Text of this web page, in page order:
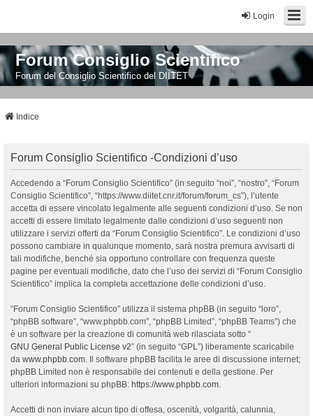
Login
Forum Consiglio Scientifico
Forum del Consiglio Scientifico del DIITET
Indice
Forum Consiglio Scientifico -Condizioni d’uso
Accedendo a “Forum Consiglio Scientifico” (in seguito “noi”, “nostro”, “Forum
Consiglio Scientifico”, “https://www.diitet.cnr.it/forum/forum_cs”), l’utente
accetta di essere vincolato legalmente alle seguenti condizioni d’uso. Se non
accetti di essere limitato legalmente dalle condizioni d’uso seguenti non
utilizzare i servizi offerti da “Forum Consiglio Scientifico”. Le condizioni d’uso
possono cambiare in qualunque momento, sarà nostra premura avvisarti di
tali modifiche, benché sia opportuno controllare con frequenza queste
pagine per eventuali modifiche, dato che l’uso dei servizi di “Forum Consiglio
Scientifico” implica la completa accettazione delle condizioni d’uso.
“Forum Consiglio Scientifico” utilizza il sistema phpBB (in seguito “loro”,
“phpBB software”, “www.phpbb.com”, “phpBB Limited”, “phpBB Teams”) che
è un software per la creazione di comunità web rilasciata sotto “
GNU General Public License v2” (in seguito “GPL”) liberamente scaricabile
da www.phpbb.com. Il software phpBB facilita le aree di discussione internet;
phpBB Limited non è responsabile dei contenuti e della gestione. Per
ulteriori informazioni su phpBB: https://www.phpbb.com.
Accetti di non inviare alcun tipo di offesa, oscenità, volgarità, calunnia,